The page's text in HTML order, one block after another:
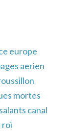
europe
aerien
mortes
canal
roi